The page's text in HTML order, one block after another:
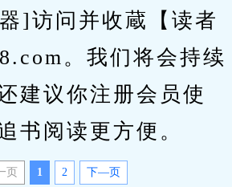
]访问并收蔵【读者
。我们将会持续
建议你注册会员使
书阅读更方便。
页 1 2 下—页